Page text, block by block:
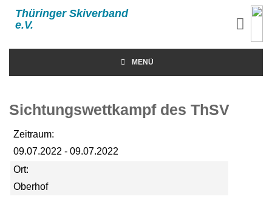
Thüringer Skiverband
e.V.
MENÜ
Sichtungswettkampf des ThSV
Zeitraum:
09.07.2022 - 09.07.2022
Ort:
Oberhof